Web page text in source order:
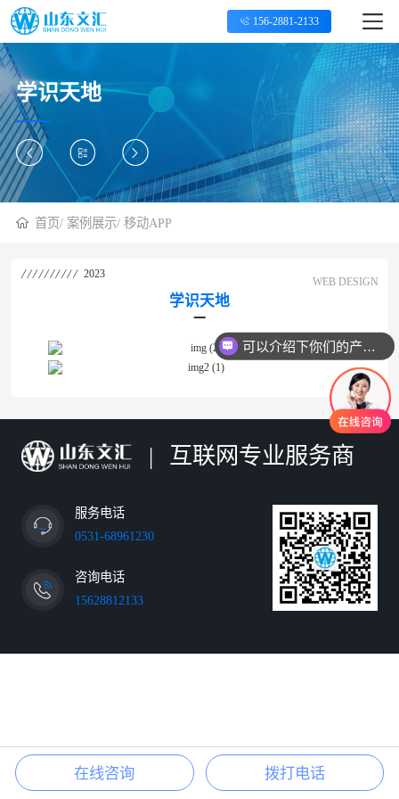
156-2881-2133
学识天地
首页/案例展示/移动APP
2023
WEB DESIGN
学识天地
| 互联网专业服务商
服务电话
0531-68961230
咨询电话
15628812133
在线咨询 拨打电话